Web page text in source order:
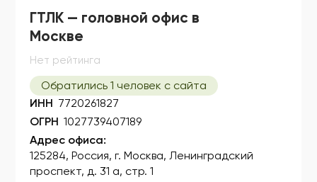
ГТЛК — головной офис в
Москве
Нет рейтинга
Обратились 1 человек с сайта
ИНН 7720261827
ОГРН 1027739407189
Адрес офиса:
125284, Россия, г. Москва, Ленинградский
проспект, д. 31 а, стр. 1